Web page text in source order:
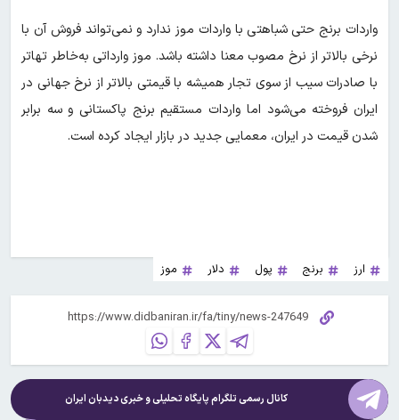
واردات برنج حتی شباهتی با واردات موز ندارد و نمی‌تواند فروش آن با
نرخی بالاتر از نرخ مصوب معنا داشته باشد. موز وارداتی به‌خاطر تهاتر
با صادرات سیب از سوی تجار همیشه با قیمتی بالاتر از نرخ جهانی در
ایران فروخته می‌شود اما واردات مستقیم برنج پاکستانی و سه برابر
شدن قیمت در ایران، معمایی جدید در بازار ایجاد کرده است.
ارز برنج پول دلار موز
کانال رسمی تلگرام پایگاه تحلیلی و خبریدیدبان ایران